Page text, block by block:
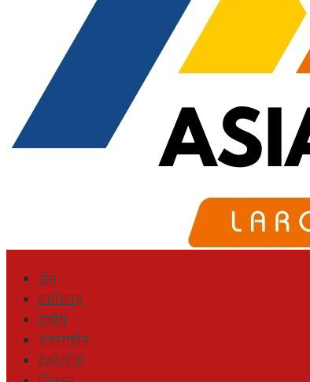
होम
छत्तीसगढ़
राष्ट्रीय
अंतरराष्ट्रीय
टेक्नोलॉजी